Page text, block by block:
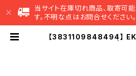
当サイト在庫切れ商品、取寄可
す。不明な点はお問合せください。
【3831109848494】